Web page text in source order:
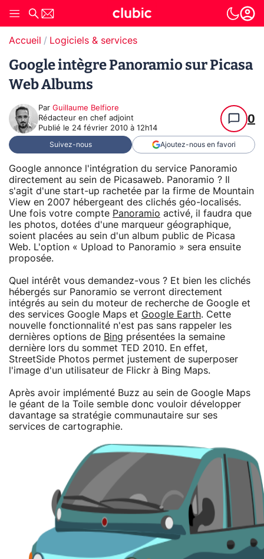
Accueil Logiciels & services
Google intègre Panoramio sur Picasa
Web Albums
Par Guillaume Belfiore
Rédacteur en chef adjoint
Publié le 24 février 2010 à 12h14
0
Suivez-nous Ajoutez-nous en favori
Google annonce l'intégration du service Panoramio
directement au sein de Picasaweb. Panoramio ? Il
s'agit d'une start-up rachetée par la firme de Mountain
View en 2007 hébergeant des clichés géo-localisés.
Une fois votre compte Panoramio activé, il faudra que
les photos, dotées d'une marqueur géographique,
soient placées au sein d'un album public de Picasa
Web. L'option « Upload to Panoramio » sera ensuite
proposée.
Quel intérêt vous demandez-vous ? Et bien les clichés
hébergés sur Panoramio se verront directement
intégrés au sein du moteur de recherche de Google et
des services Google Maps et Google Earth. Cette
nouvelle fonctionnalité n'est pas sans rappeler les
dernières options de Bing présentées la semaine
dernière lors du sommet TED 2010. En effet,
StreetSide Photos permet justement de superposer
l'image d'un utilisateur de Flickr à Bing Maps.
Après avoir implémenté Buzz au sein de Google Maps
le géant de la Toile semble donc vouloir développer
davantage sa stratégie communautaire sur ses
services de cartographie.